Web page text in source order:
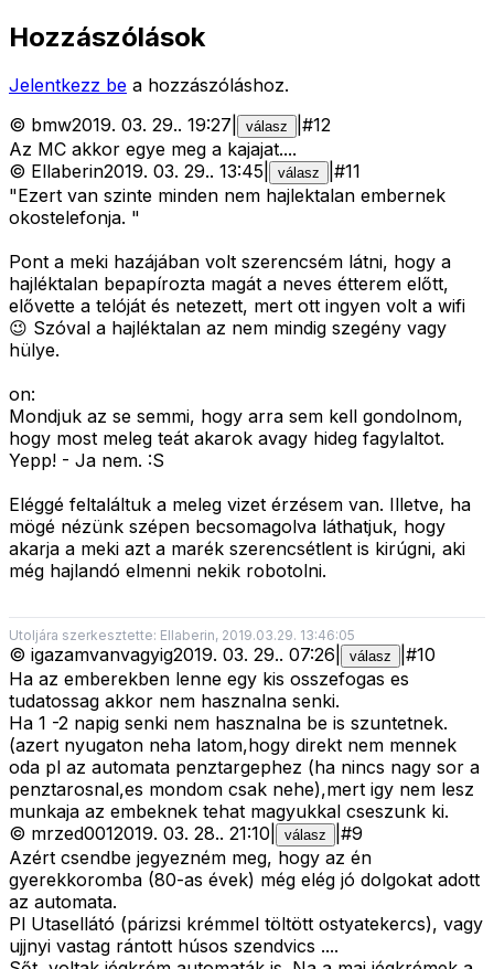
Hozzászólások
Jelentkezz be a hozzászóláshoz.
© bmw2019. 03. 29.. 19:27 válasz #12
Az MC akkor egye meg a kajajat....
© Ellaberin2019. 03. 29.. 13:45 válasz #11
"Ezert van szinte minden nem hajlektalan embernek
okostelefonja. "
Pont a meki hazájában volt szerencsém látni, hogy a
hajléktalan bepapírozta magát a neves étterem előtt,
elővette a telóját és netezett, mert ott ingyen volt a wifi
😉 Szóval a hajléktalan az nem mindig szegény vagy
hülye.
on:
Mondjuk az se semmi, hogy arra sem kell gondolnom,
hogy most meleg teát akarok avagy hideg fagylaltot.
Yepp! - Ja nem. :S
Eléggé feltaláltuk a meleg vizet érzésem van. Illetve, ha
mögé nézünk szépen becsomagolva láthatjuk, hogy
akarja a meki azt a marék szerencsétlent is kirúgni, aki
még hajlandó elmenni nekik robotolni.
Utoljára szerkesztette: Ellaberin, 2019.03.29. 13:46:05
© igazamvanvagyig2019. 03. 29.. 07:26 válasz #10
Ha az emberekben lenne egy kis osszefogas es
tudatossag akkor nem hasznalna senki.
Ha 1 -2 napig senki nem hasznalna be is szuntetnek.
(azert nyugaton neha latom,hogy direkt nem mennek
oda pl az automata penztargephez (ha nincs nagy sor a
penztarosnal,es mondom csak nehe),mert igy nem lesz
munkaja az embeknek tehat magyukkal cseszunk ki.
© mrzed0012019. 03. 28.. 21:10 válasz #9
Azért csendbe jegyezném meg, hogy az én
gyerekkoromba (80-as évek) még elég jó dolgokat adott
az automata.
Pl Utasellátó (párizsi krémmel töltött ostyatekercs), vagy
ujjnyi vastag rántott húsos szendvics ....